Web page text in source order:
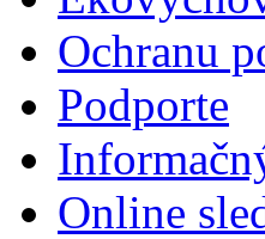
Ochranu
Podporte
Online